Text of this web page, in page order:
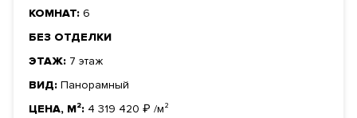
КОМНАТ: 6
БЕЗ ОТДЕЛКИ
ЭТАЖ: 7 этаж
ВИД: Панорамный
ЦЕНА, М²: 4 319 420 ₽ /м²